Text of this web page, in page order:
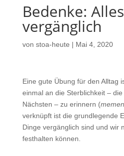
Bedenke:
vergänglich
von stoa-heute | Mai 4, 2020
Eine gute Übung für den Alltag
einmal an die Sterblichkeit –
Nächsten – zu erinnern (
verknüpft ist die grundlegende
Dinge vergänglich sind und wir
festhalten können.